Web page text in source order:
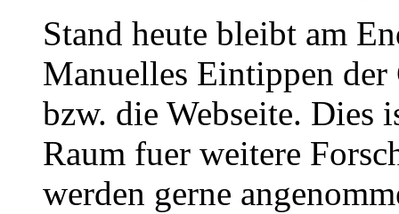
Stand heute bleibt am
Manuelles Eintippen
bzw. die Webseite. Dies
Raum fuer weitere
werden gerne